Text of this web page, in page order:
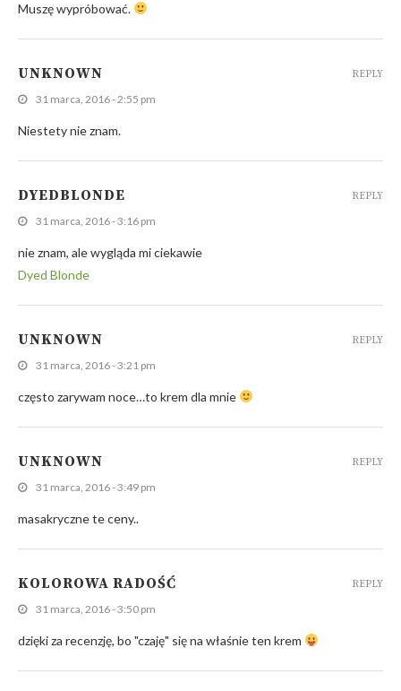
Muszę wypróbować.
UNKNOWN
31 marca, 2016 - 2:55 pm
Niestety nie znam.
REPLY
DYEDBLONDE
31 marca, 2016 - 3:16 pm
nie znam, ale wygląda mi ciekawie
Dyed Blonde
REPLY
UNKNOWN
31 marca, 2016 - 3:21 pm
często zarywam noce…to krem dla mnie
REPLY
UNKNOWN
31 marca, 2016 - 3:49 pm
masakryczne te ceny..
REPLY
KOLOROWA RADOŚĆ
31 marca, 2016 - 3:50 pm
dzięki za recenzję, bo "czaję" się na właśnie ten krem
REPLY